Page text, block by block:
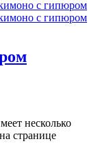
несколько
странице